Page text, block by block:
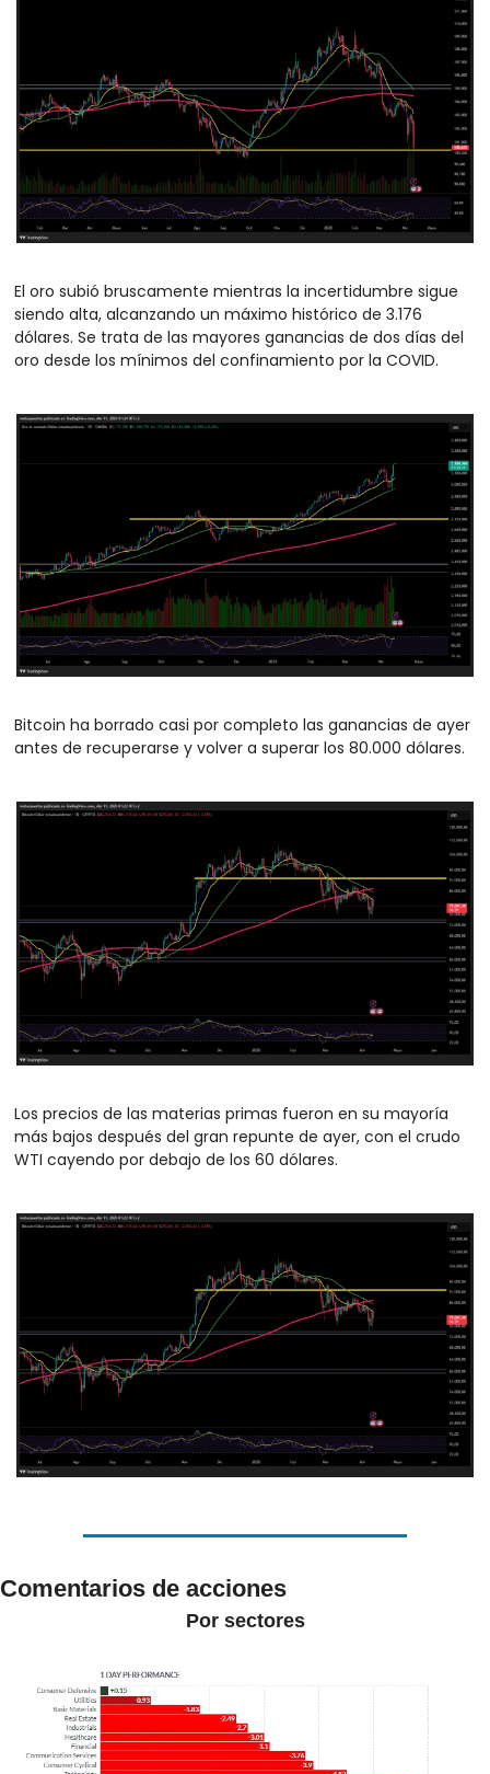
El oro subió bruscamente mientras la incertidumbre sigue
siendo alta, alcanzando un máximo histórico de 3.176
dólares. Se trata de las mayores ganancias de dos días del
oro desde los mínimos del confinamiento por la COVID.
Bitcoin ha borrado casi por completo las ganancias de ayer
antes de recuperarse y volver a superar los 80.000 dólares.
Los precios de las materias primas fueron en su mayoría
más bajos después del gran repunte de ayer, con el crudo
WTI cayendo por debajo de los 60 dólares.
Comentarios de acciones
Por sectores